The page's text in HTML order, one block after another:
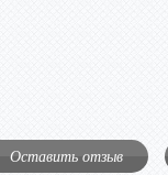
Оставить отзыв